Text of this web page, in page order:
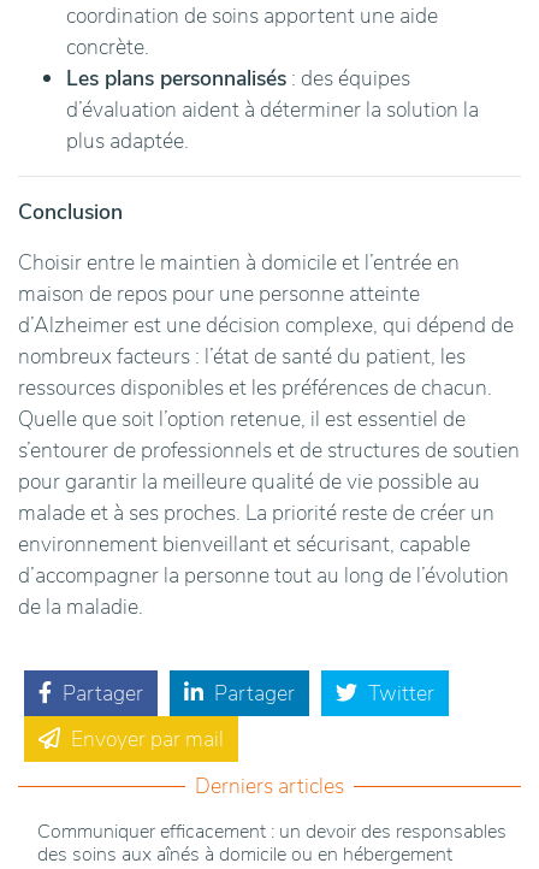
coordination de soins apportent une aide
concrète.
Les plans personnalisés : des équipes
d’évaluation aident à déterminer la solution la
plus adaptée.
Conclusion
Choisir entre le maintien à domicile et l’entrée en
maison de repos pour une personne atteinte
d’Alzheimer est une décision complexe, qui dépend de
nombreux facteurs : l’état de santé du patient, les
ressources disponibles et les préférences de chacun.
Quelle que soit l’option retenue, il est essentiel de
s’entourer de professionnels et de structures de soutien
pour garantir la meilleure qualité de vie possible au
malade et à ses proches. La priorité reste de créer un
environnement bienveillant et sécurisant, capable
d’accompagner la personne tout au long de l’évolution
de la maladie.
Partager Partager
Twitter
Envoyer par mail
Derniers articles
Communiquer efficacement : un devoir des responsables
des soins aux aînés à domicile ou en hébergement